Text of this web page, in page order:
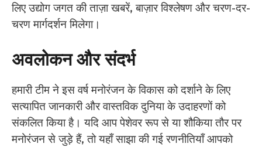
लिए उद्योग जगत की ताज़ा खबरें, बाज़ार विश्लेषण और चरण-दर-
चरण मार्गदर्शन मिलेगा।
अवलोकन और संदर्भ
हमारी टीम ने इस वर्ष मनोरंजन के विकास को दर्शाने के लिए
सत्यापित जानकारी और वास्तविक दुनिया के उदाहरणों को
संकलित किया है। यदि आप पेशेवर रूप से या शौकिया तौर पर
मनोरंजन से जुड़े हैं, तो यहाँ साझा की गई रणनीतियाँ आपको